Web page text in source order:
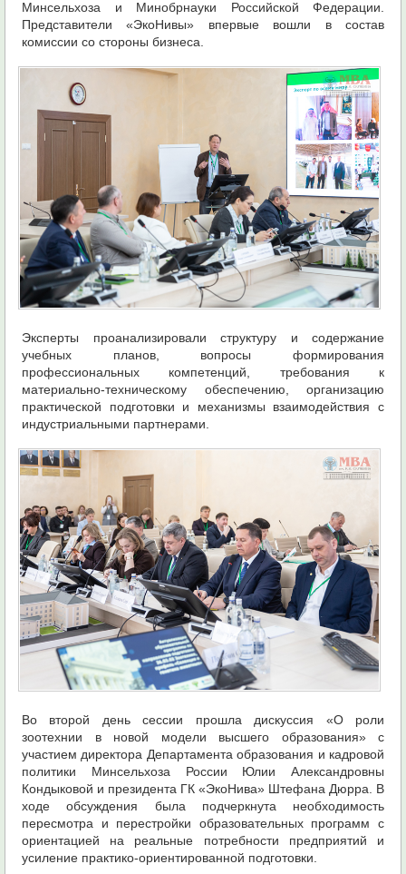
Минсельхоза и Минобрнауки Российской Федерации.
Представители «ЭкоНивы» впервые вошли в состав
комиссии со стороны бизнеса.
Эксперты проанализировали структуру и содержание
учебных планов, вопросы формирования
профессиональных компетенций, требования к
материально-техническому обеспечению, организацию
практической подготовки и механизмы взаимодействия с
индустриальными партнерами.
Во второй день сессии прошла дискуссия «О роли
зоотехнии в новой модели высшего образования» с
участием директора Департамента образования и кадровой
политики Минсельхоза России Юлии Александровны
Кондыковой и президента ГК «ЭкоНива» Штефана Дюрра. В
ходе обсуждения была подчеркнута необходимость
пересмотра и перестройки образовательных программ с
ориентацией на реальные потребности предприятий и
усиление практико-ориентированной подготовки.